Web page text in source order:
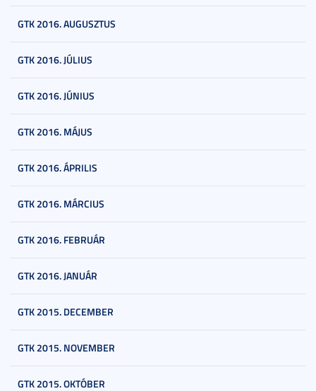
GTK 2016. AUGUSZTUS
GTK 2016. JÚLIUS
GTK 2016. JÚNIUS
GTK 2016. MÁJUS
GTK 2016. ÁPRILIS
GTK 2016. MÁRCIUS
GTK 2016. FEBRUÁR
GTK 2016. JANUÁR
GTK 2015. DECEMBER
GTK 2015. NOVEMBER
GTK 2015. OKTÓBER